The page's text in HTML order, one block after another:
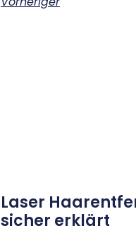
Laser
sicher erklärt